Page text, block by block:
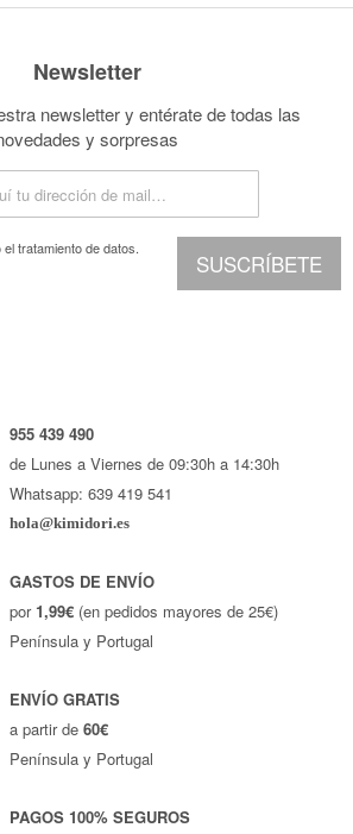
Newsletter
newsletter y entérate de todas las
y sorpresas
SUSCRÍBETE
eltratamiento de datos.
955 439 490
de Lunes a Viernes de 09:30h a 14:30h
Whatsapp: 639 419 541
hola@kimidori.es
GASTOS DE ENVÍO
por 1,99€ (en pedidos mayores de 25€)
Península y Portugal
ENVÍO GRATIS
a partir de60€
Península y Portugal
PAGOS 100% SEGUROS